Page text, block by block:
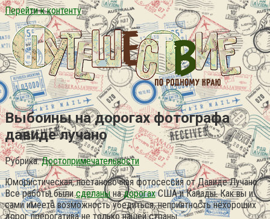
Перейти к контенту
Выбоины на дорогах фотографа
давиде лучано
Рубрика: Достопримечательности
Юмористическая, постановочная фотосессия от Давиде Лучано.
Все работы былисделанынадорогахСША и Канады. Как вы и
сами имеете возможность убедиться, неприятность нехороших
дорог прерогатива не только нашей страны.